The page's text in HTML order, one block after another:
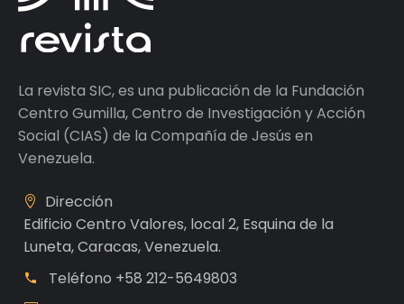
La revista SIC, es una publicación de la Fundación
Centro Gumilla, Centro de Investigación y Acción
Social (CIAS) de la Compañía de Jesús en
Venezuela.
Dirección
Edificio Centro Valores, local 2, Esquina de la
Luneta, Caracas, Venezuela.
Teléfono +58 212-5649803